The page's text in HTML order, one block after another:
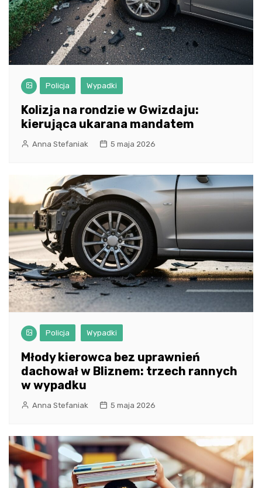
Policja Wypadki
Kolizja na rondzie w Gwizdaju:
kierująca ukarana mandatem
Anna Stefaniak 5 maja 2026
Policja Wypadki
Młody kierowca bez uprawnień
dachował w Bliznem: trzech rannych
w wypadku
Anna Stefaniak 5 maja 2026